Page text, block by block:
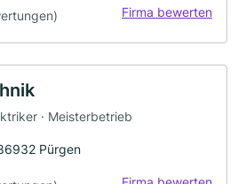
Firma bewerten
· Meisterbetrieb
Pürgen